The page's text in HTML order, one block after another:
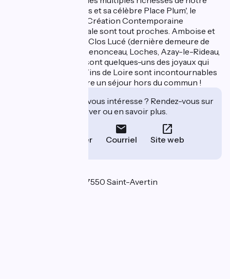
région. Le Vieux Tours et sa célèbre Place Plum', le
théâtre, le Centre de Création Contemporaine
(CCCOD), la Cathédrale sont tout proches. Amboise et
son château Royal, le Clos Lucé (dernière demeure de
Léonard de Vinci), Chenonceau, Loches, Azay-le-Rideau,
Villandry ou Chinon sont quelques-uns des joyaux qui
vous attendent. Les Vins de Loire sont incontournables
également. Venez vivre un séjour hors du commun !
Cet établissement vous intéresse ? Rendez-vous sur
leur site pour réserver ou en savoir plus.
Téléphoner Courriel Site web
83 rue de l'Ormeau 37550 Saint-Avertin